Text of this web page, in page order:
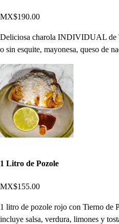
MX$190.00
Deliciosa charola INDIVIDUAL de
o sin esquite, mayonesa, queso de
1 Litro de Pozole
MX$155.00
1 litro de pozole rojo con Tierno de
incluye salsa, verdura, limones y